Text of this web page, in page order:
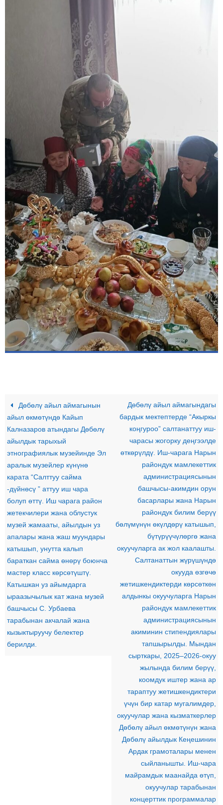
Дөбөлү айыл аймагынын
айыл өкмөтүндө Кайып
Калназаров атындагы Дөбөлү
айылдык тарыхый
этнографиялык музейинде Эл
аралык музейлер күнүнө
карата “Салттуу сайма
-дүйнөсү ” аттуу иш чара
болуп өттү. Иш чарага район
жетекчилери жана облустук
музей жамааты, айылдын уз
апалары жана жаш муундары
катышып, унутта калып
бараткан сайма өнөрү боюнча
мастер класс көрсөтүштү.
Катышкан уз айымдарга
ыраазычылык кат жана музей
башчысы С. Урбаева
тарабынан акчалай жана
кызыктыруучу белектер
берилди.
Дөбөлү айыл аймагындагы
бардык мектептерде “Акыркы
коңгуроо” салтанаттуу иш-
чарасы жогорку деңгээлде
өткөрүлдү. Иш-чарага Нарын
райондук мамлекеттик
администрациясынын
башчысы-акимдин орун
басарлары жана Нарын
райондук билим берүү
бөлүмүнүн өкүлдөрү катышып,
бүтүрүүчүлөргө жана
окуучуларга ак жол каалашты.
Салтанаттын жүрүшүндө
окууда өзгөчө
жетишкендиктерди көрсөткөн
алдынкы окуучуларга Нарын
райондук мамлекеттик
администрациясынын
акиминин стипендиялары
тапшырылды. Мындан
сырткары, 2025–2026-окуу
жылында билим берүү,
коомдук иштер жана ар
тараптуу жетишкендиктери
үчүн бир катар мугалимдер,
окуучулар жана кызматкерлер
Дөбөлү айыл өкмөтүнүн жана
Дөбөлү айылдык Кеңешинин
Ардак грамоталары менен
сыйланышты. Иш-чара
майрамдык маанайда өтүп,
окуучулар тарабынан
концерттик программалар